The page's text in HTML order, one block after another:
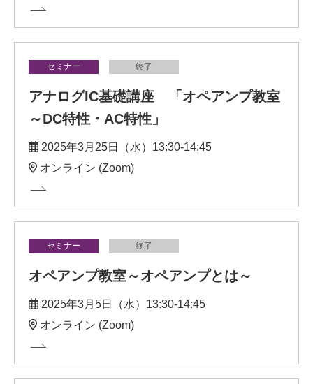
セミナー 終了
アナログIC基礎講座 「オペアンプ教室
～DC特性・AC特性」
2025年3月25日（水）13:30-14:45
オンライン (Zoom)
セミナー 終了
オペアンプ教室～オペアンプとは～
2025年3月5日（水）13:30-14:45
オンライン (Zoom)